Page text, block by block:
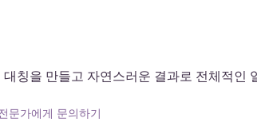
칭을 만들고 자연스러운 결과로 전체적인
문가에게 문의하기